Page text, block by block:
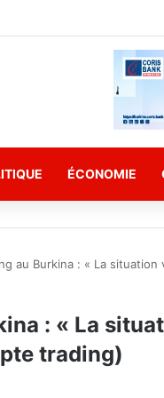
ÉCONOMIE
au Burkina : « La
: « La
trading)